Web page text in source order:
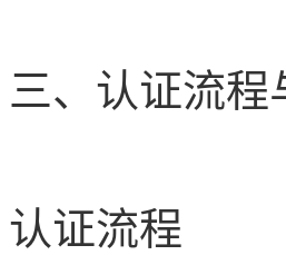
三、认证流程
认证流程